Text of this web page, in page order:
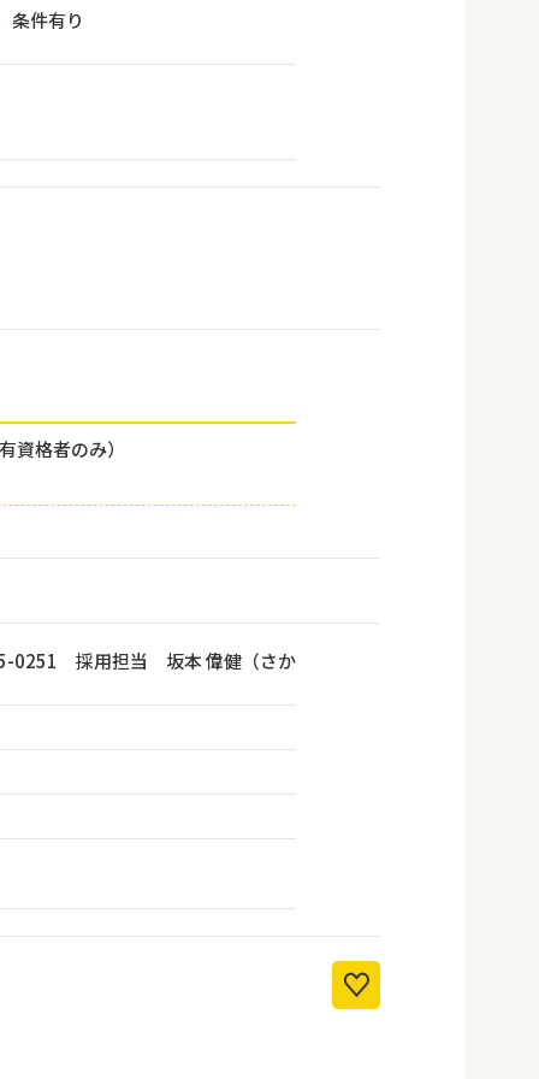
条件有り
資格者のみ）
0251 採用担当 坂本 偉健（さか